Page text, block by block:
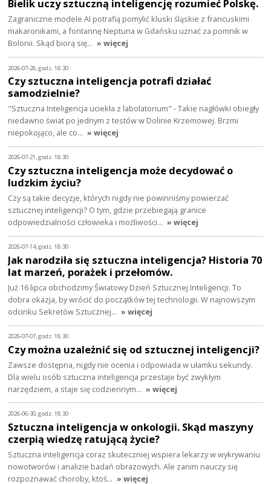
Bielik uczy sztuczną inteligencję rozumieć Polskę.
Zagraniczne modele AI potrafią pomylić kluski śląskie z francuskimi
makaronikami, a fontannę Neptuna w Gdańsku uznać za pomnik w
Bolonii. Skąd biorą się… » więcej
2026-07-28, godz. 18:30
Czy sztuczna inteligencja potrafi działać
samodzielnie?
"Sztuczna Inteligencja uciekła z labolatorium" - Takie nagłówki obiegły
niedawno świat po jednym z testów w Dolinie Krzemowej. Brzmi
niepokojąco, ale co… » więcej
2026-07-21, godz. 18:30
Czy sztuczna inteligencja może decydować o
ludzkim życiu?
Czy są takie decyzje, których nigdy nie powinniśmy powierzać
sztucznej inteligencji? O tym, gdzie przebiegają granice
odpowiedzialności człowieka i możliwości… » więcej
2026-07-14, godz. 18:30
Jak narodziła się sztuczna inteligencja? Historia 70
lat marzeń, porażek i przełomów.
Już 16 lipca obchodzimy Światowy Dzień Sztucznej Inteligencji. To
dobra okazja, by wrócić do początków tej technologii. W najnowszym
odcinku Sekretów Sztucznej… » więcej
2026-07-07, godz. 18:30
Czy można uzależnić się od sztucznej inteligencji?
Zawsze dostępna, nigdy nie ocenia i odpowiada w ułamku sekundy.
Dla wielu osób sztuczna inteligencja przestaje być zwykłym
narzędziem, a staje się codziennym… » więcej
2026-06-30, godz. 18:30
Sztuczna inteligencja w onkologii. Skąd maszyny
czerpią wiedzę ratującą życie?
Sztuczna inteligencja coraz skuteczniej wspiera lekarzy w wykrywaniu
nowotworów i analizie badań obrazowych. Ale zanim nauczy się
rozpoznawać choroby, ktoś… » więcej